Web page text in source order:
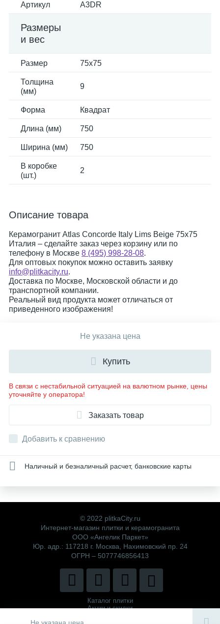
Артикул A3DR
Размеры
и вес
Размер 75x75
Толщина
(мм)
9
Форма Квадрат
Длина (мм) 750
Ширина (мм) 750
В коробке
(шт.)
2
Описание товара
Керамогранит Atlas Concorde Italy Lims Beige 75x75
Италия – сделайте заказ через корзину или по
телефону в Москве 8 (495) 998-28-08.
Для оптовых покупок можно оставить заявку
info@plitkacity.ru.
Доставка по Москве, Московской области и до
транспортной компании.
Реальный вид продукта может отличаться от
приведенного изображения!
Не указана цена
Не указана цена
Купить
В связи с нестабильной ситуацией на валютном рынке, цены
уточняйте у оператора!
Заказать товар
Добавить к сравнению
Наличный и безналичный расчет, банковские карты
© 2022 plitkaCity.ru
Интернет-магазин плитки и керамогранита
ООО «Ангелик Паркет»
Юр. адр.: 117218 г. Москва, Нахимовский пр. 24
ОГРН – 5077746856413
Каталог плитки
Акции и скидки